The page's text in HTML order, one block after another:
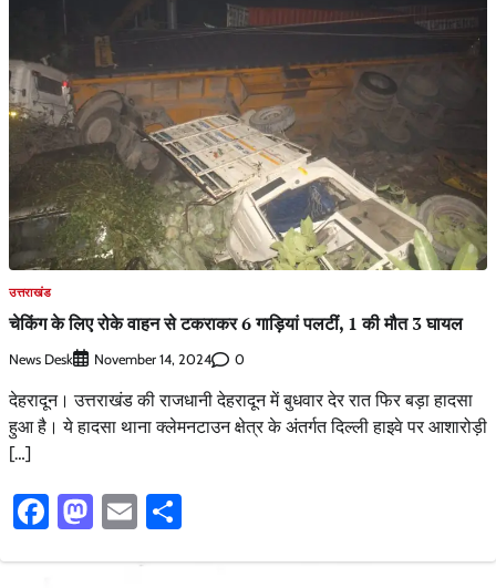
उत्तराखंड
चेकिंग के लिए रोके वाहन से टकराकर 6 गाड़ियां पलटीं, 1 की मौत 3 घायल
News Desk November 14, 2024 0
देहरादून। उत्तराखंड की राजधानी देहरादून में बुधवार देर रात फिर बड़ा हादसा
हुआ है। ये हादसा थाना क्लेमनटाउन क्षेत्र के अंतर्गत दिल्ली हाइवे पर आशारोड़ी
[…]
Facebook
Mastodon
Email